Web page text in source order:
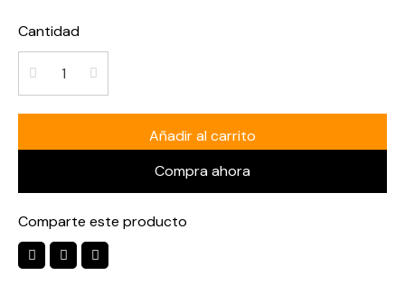
Cantidad
Añadir al carrito
Compra ahora
Comparte este producto